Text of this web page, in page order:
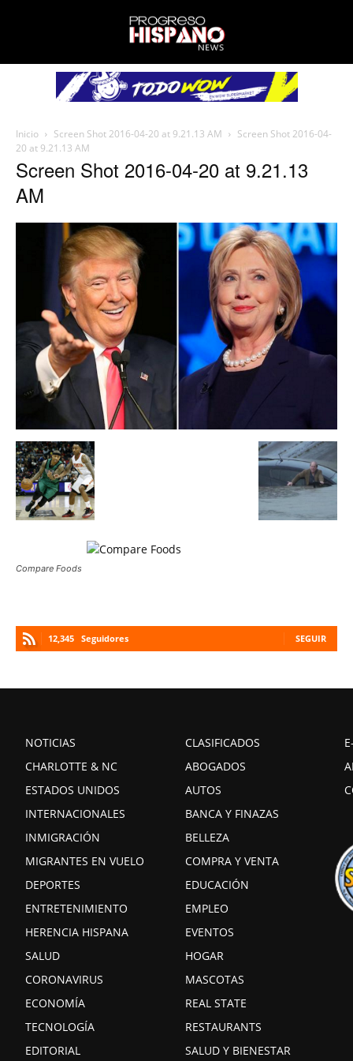
Inicio Screen Shot 2016-04-20 at 9.21.13 AM
Screen Shot 2016-04-
20 at 9.21.13 AM
Screen Shot 2016-04-20 at 9.21.13
AM
Compare Foods
12,345 Seguidores SEGUIR
NOTICIAS
CHARLOTTE & NC
ESTADOS UNIDOS
INTERNACIONALES
INMIGRACIÓN
MIGRANTES EN VUELO
DEPORTES
ENTRETENIMIENTO
HERENCIA HISPANA
SALUD
CORONAVIRUS
ECONOMÍA
TECNOLOGÍA
EDITORIAL
CLASIFICADOS
ABOGADOS
AUTOS
BANCA Y FINAZAS
BELLEZA
COMPRA Y VENTA
EDUCACIÓN
EMPLEO
EVENTOS
HOGAR
MASCOTAS
REAL STATE
RESTAURANTS
SALUD Y BIENESTAR